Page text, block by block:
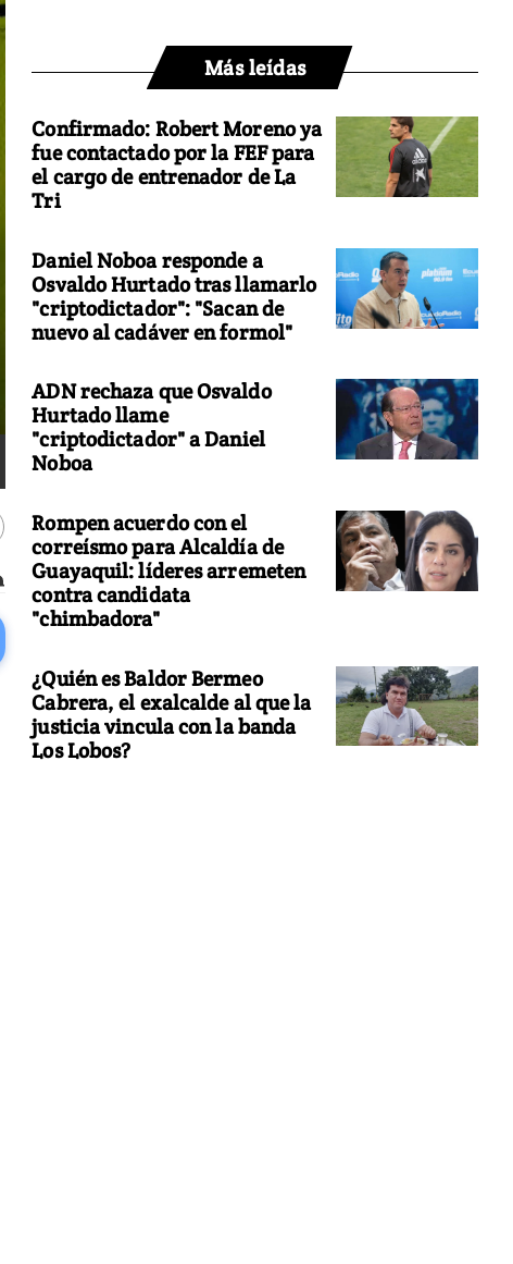
Más leídas
Confirmado: Robert Moreno ya
fue contactado por la FEF para
el cargo de entrenador de La
Tri
Daniel Noboa responde a
Osvaldo Hurtado tras llamarlo
"criptodictador": "Sacan de
nuevo al cadáver en formol"
ADN rechaza que Osvaldo
Hurtado llame
"criptodictador" a Daniel
Noboa
Rompen acuerdo con el
correísmo para Alcaldía de
Guayaquil: líderes arremeten
contra candidata
"chimbadora"
¿Quién es Baldor Bermeo
Cabrera, el exalcalde al que la
justicia vincula con la banda
Los Lobos?